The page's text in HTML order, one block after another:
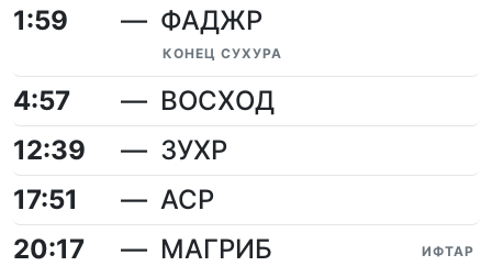
1:59 ФАДЖР
КОНЕЦ СУХУРА
4:57
ВОСХОД
12:39
ЗУХР
17:51
АСР
20:17
МАГРИБ ИФТАР